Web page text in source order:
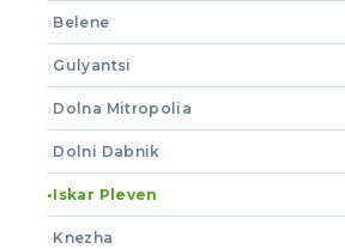
Belene
Gulyantsi
Dolna Mitropolia
Dolni Dabnik
Iskar Pleven
Knezha